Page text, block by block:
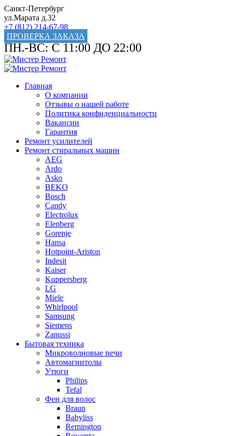
Санкт-Петербург
ул.Марата д.32
+7 (812) 214-67-98
ПРОВЕРКА ЗАКАЗА
ПН.-ВС: С 11:00 ДО 22:00
Главная
О компании
Отзывы о нашей работе
Политика конфиденциальности
Вакансии
Гарантия
Ремонт усилителей
Ремонт стиральных машин
AEG
Ardo
Asko
BEKO
Bosch
Candy
Electrolux
Elenberg
Gorenje
Hansa
Hotpoint-Ariston
Indesit
Kaiser
Kuppersberg
LG
Miele
Whirlpool
Samsung
Siemens
Zanussi
Бытовая техника
Микроволновые печи
Автомагнитолы
Утюги
Philips
Tefal
Фен для волос
Braun
Babyliss
Remington